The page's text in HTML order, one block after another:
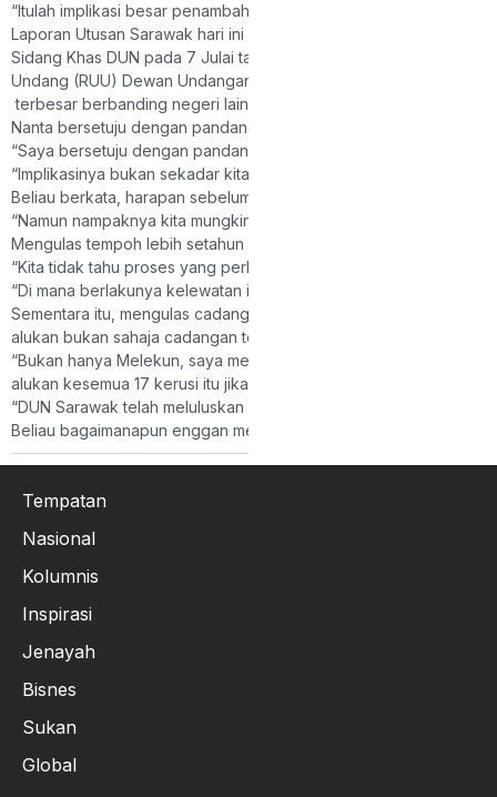
“Itulah implikasi besar penambahan kerusi ini,” katanya ketika
Laporan Utusan Sarawak hari ini memetik sumber sebagai
Sidang Khas DUN pada 7 Julai tahun lalu meluluskan Rang
Undang (RUU) Dewan Undangan Negeri (Komposisi
terbesar berbanding negeri lain di Malaysia.
Nanta bersetuju dengan pandangan Ketua Penerangan Parti
“Saya bersetuju dengan pandangan Dato Sri Abdul Karim
“Implikasinya bukan sekadar kita mahu pertambahan 17 kerusi
Beliau berkata, harapan sebelum ini ialah supaya 17 kerusi
“Namun nampaknya kita mungkin tidak dapat menggunakan 17
Mengulas tempoh lebih setahun yang diambil SPR untuk
“Kita tidak tahu proses yang perlu mereka lalui, tetapi dalam
“Di mana berlakunya kelewatan itu saya tidak mahu membuat
Sementara itu, mengulas cadangan mewujudkan kerusi DUN
alukan bukan sahaja cadangan tersebut, malah keseluruhan 17
“Bukan hanya Melekun, saya mengalu-
alukan kesemua 17 kerusi itu jika dapat diwujudkan.
“DUN Sarawak telah meluluskan usul berkenaan dan kini
Beliau bagaimanapun enggan mengulas mengenai senarai
Tempatan
Nasional
Kolumnis
Inspirasi
Jenayah
Bisnes
Sukan
Global